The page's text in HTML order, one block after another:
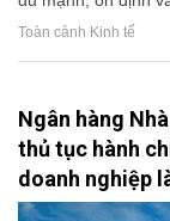
Toàn cảnh Kinh tế
Ngân hàng
thủ tục hành
doanh nghiệp